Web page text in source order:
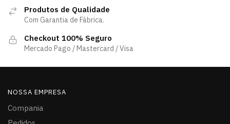
Produtos de Qualidade
Com Garantia de Fábrica.
Checkout 100% Seguro
Mercado Pago / Mastercard / Visa
NOSSA EMPRESA
Compania